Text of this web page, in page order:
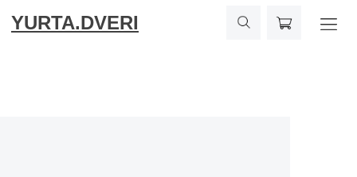
YURTA.DVERI